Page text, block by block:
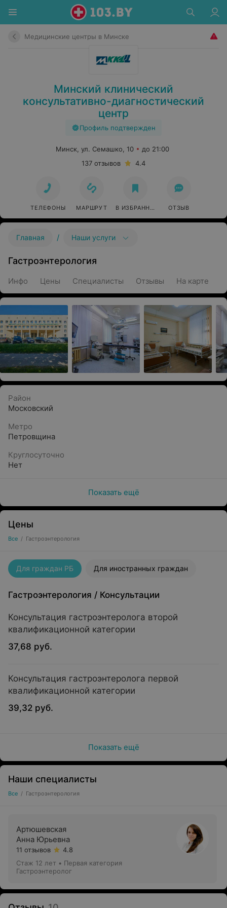
Медицинские центры в Минске
Минский клинический
консультативно-диагностический
центр
Профиль подтвержден
Минск, ул. Семашко, 10
до 21:00
137 отзывов
4.4
ТЕЛЕФОНЫ МАРШРУТ В ИЗБРАННОЕ ОТЗЫВ
Главная / Наши услуги
Гастроэнтерология
Инфо Цены Специалисты Отзывы На карте
Район
Московский
Метро
Петровщина
Круглосуточно
Нет
Показать ещё
Цены
Все / Гастроэнтерология
Для граждан РБ Для иностранных граждан
Гастроэнтерология / Консультации
Консультация гастроэнтеролога второй
квалификационной категории
37,68 руб.
Консультация гастроэнтеролога первой
квалификационной категории
39,32 руб.
Показать ещё
Наши специалисты
Все / Гастроэнтерология
Артюшевская
Анна Юрьевна
11 отзывов
4.8
Стаж 12 лет • Первая категория
Гастроэнтеролог